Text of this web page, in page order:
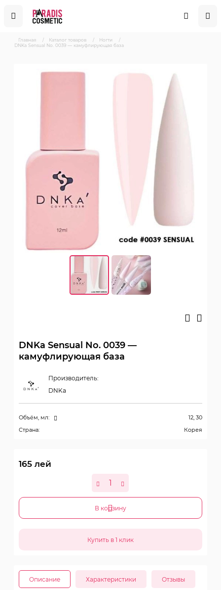
Главная / Каталог товаров / Ногти
/
DNKa Sensual No. 0039 — камуфлирующая база
DNKa Sensual No. 0039 —
камуфлирующая база
Производитель:
DNKa
Объём, мл:
12, 30
Страна:
Корея
165 лей
В корзину
Описание Характеристики Отзывы